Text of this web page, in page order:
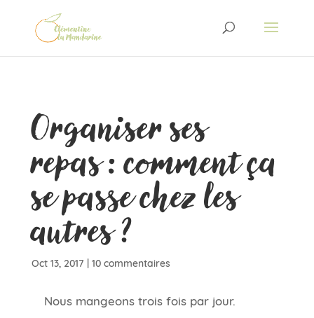
Organiser ses
repas : comment ça
se passe chez les
autres ?
Oct 13, 2017 | 10 commentaires
Nous mangeons trois fois par jour.